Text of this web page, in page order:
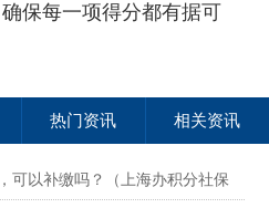
保每一项得分都有据可
热门资讯 相关资讯
可以补缴吗？（上海办积分社保